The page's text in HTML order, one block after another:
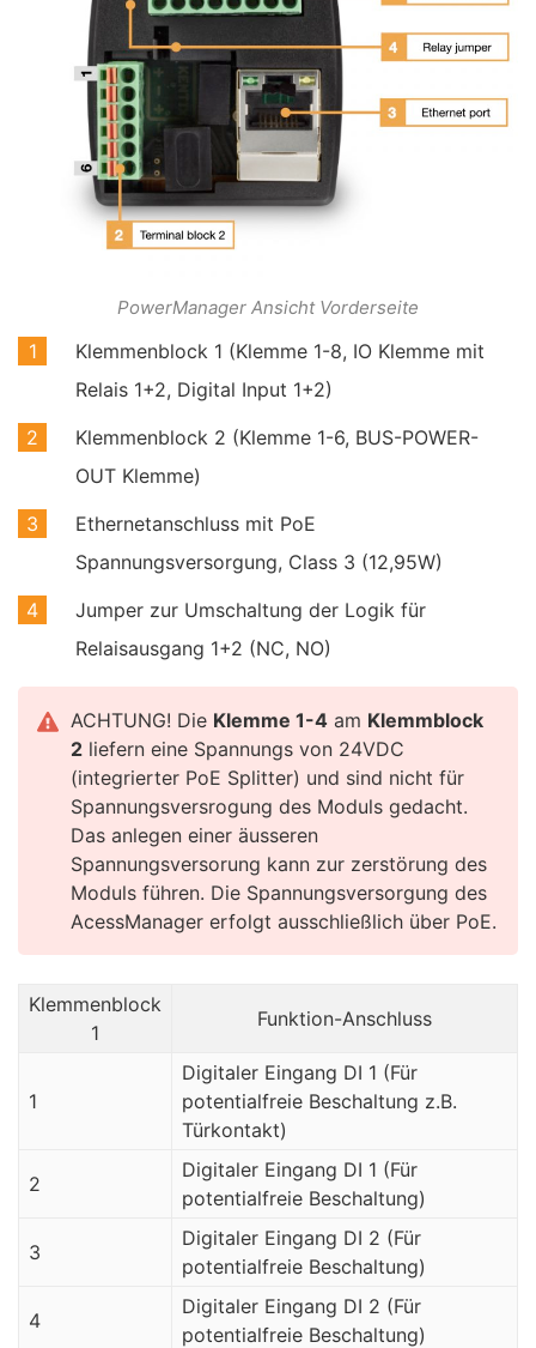
PowerManager Ansicht Vorderseite
Klemmenblock 1 (Klemme 1-8, IO Klemme mit
Relais 1+2, Digital Input 1+2)
Klemmenblock 2 (Klemme 1-6, BUS-POWER-
OUT Klemme)
Ethernetanschluss mit PoE
Spannungsversorgung, Class 3 (12,95W)
Jumper zur Umschaltung der Logik für
Relaisausgang 1+2 (NC, NO)
ACHTUNG! Die Klemme 1-4 am Klemmblock
2 liefern eine Spannungs von 24VDC
(integrierter PoE Splitter) und sind nicht für
Spannungsversrogung des Moduls gedacht.
Das anlegen einer äusseren
Spannungsversorung kann zur zerstörung des
Moduls führen. Die Spannungsversorgung des
AcessManager erfolgt ausschließlich über PoE.
Klemmenblock
1
Funktion-Anschluss
1
Digitaler Eingang DI 1 (Für
potentialfreie Beschaltung z.B.
Türkontakt)
2
Digitaler Eingang DI 1 (Für
potentialfreie Beschaltung)
3
Digitaler Eingang DI 2 (Für
potentialfreie Beschaltung)
4
Digitaler Eingang DI 2 (Für
potentialfreie Beschaltung)